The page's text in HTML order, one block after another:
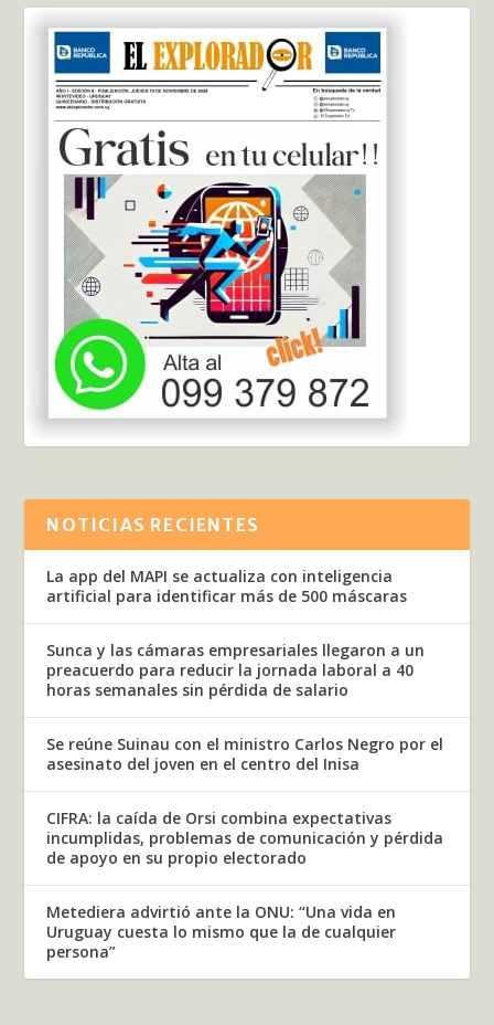
NOTICIAS RECIENTES
La app del MAPI se actualiza con inteligencia
artificial para identificar más de 500 máscaras
Sunca y las cámaras empresariales llegaron a un
preacuerdo para reducir la jornada laboral a 40
horas semanales sin pérdida de salario
Se reúne Suinau con el ministro Carlos Negro por el
asesinato del joven en el centro del Inisa
CIFRA: la caída de Orsi combina expectativas
incumplidas, problemas de comunicación y pérdida
de apoyo en su propio electorado
Metediera advirtió ante la ONU: “Una vida en
Uruguay cuesta lo mismo que la de cualquier
persona”